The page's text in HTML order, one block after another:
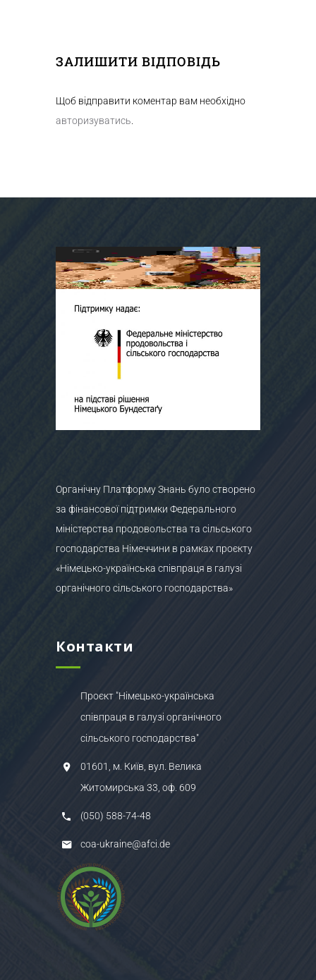
ЗАЛИШИТИ ВІДПОВІДЬ
Щоб відправити коментар вам необхідно
авторизуватись
Органічну Платформу Знань було створено
за фінансової підтримки Федерального
міністерства продовольства та сільського
господарства Німеччини в рамках проєкту
«Німецько-українська співпраця в галузі
органічного сільського господарства»
Контакти
Проєкт "Німецько-українська
співпраця в галузі органічного
сільського господарства"
01601, м. Київ, вул. Велика
Житомирська 33, оф. 609
(050) 588-74-48
coa-ukraine@afci.de